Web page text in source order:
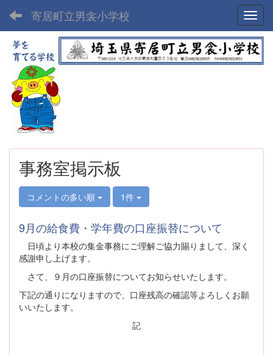
寄居町立男衾小学校
事務室掲示板
コメントの多い順 1件
9月の給食費・学年費の口座振替について
日頃より本校の集金事務にご理解ご協力賜りまして、深く
感謝申し上げます。
さて、９月の口座振替についてお知らせいたします。
下記の通りになりますので、口座残高の確認等よろしくお願
いいたします。
記